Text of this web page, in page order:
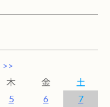
>>
木 金
土
5 6
7